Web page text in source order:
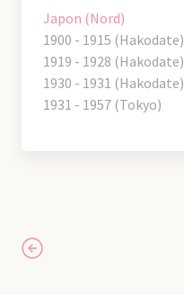
Japon (Nord)
1900 - 1915 (Hakodate)
1919 - 1928 (Hakodate)
1930 - 1931 (Hakodate)
1931 - 1957 (Tokyo)